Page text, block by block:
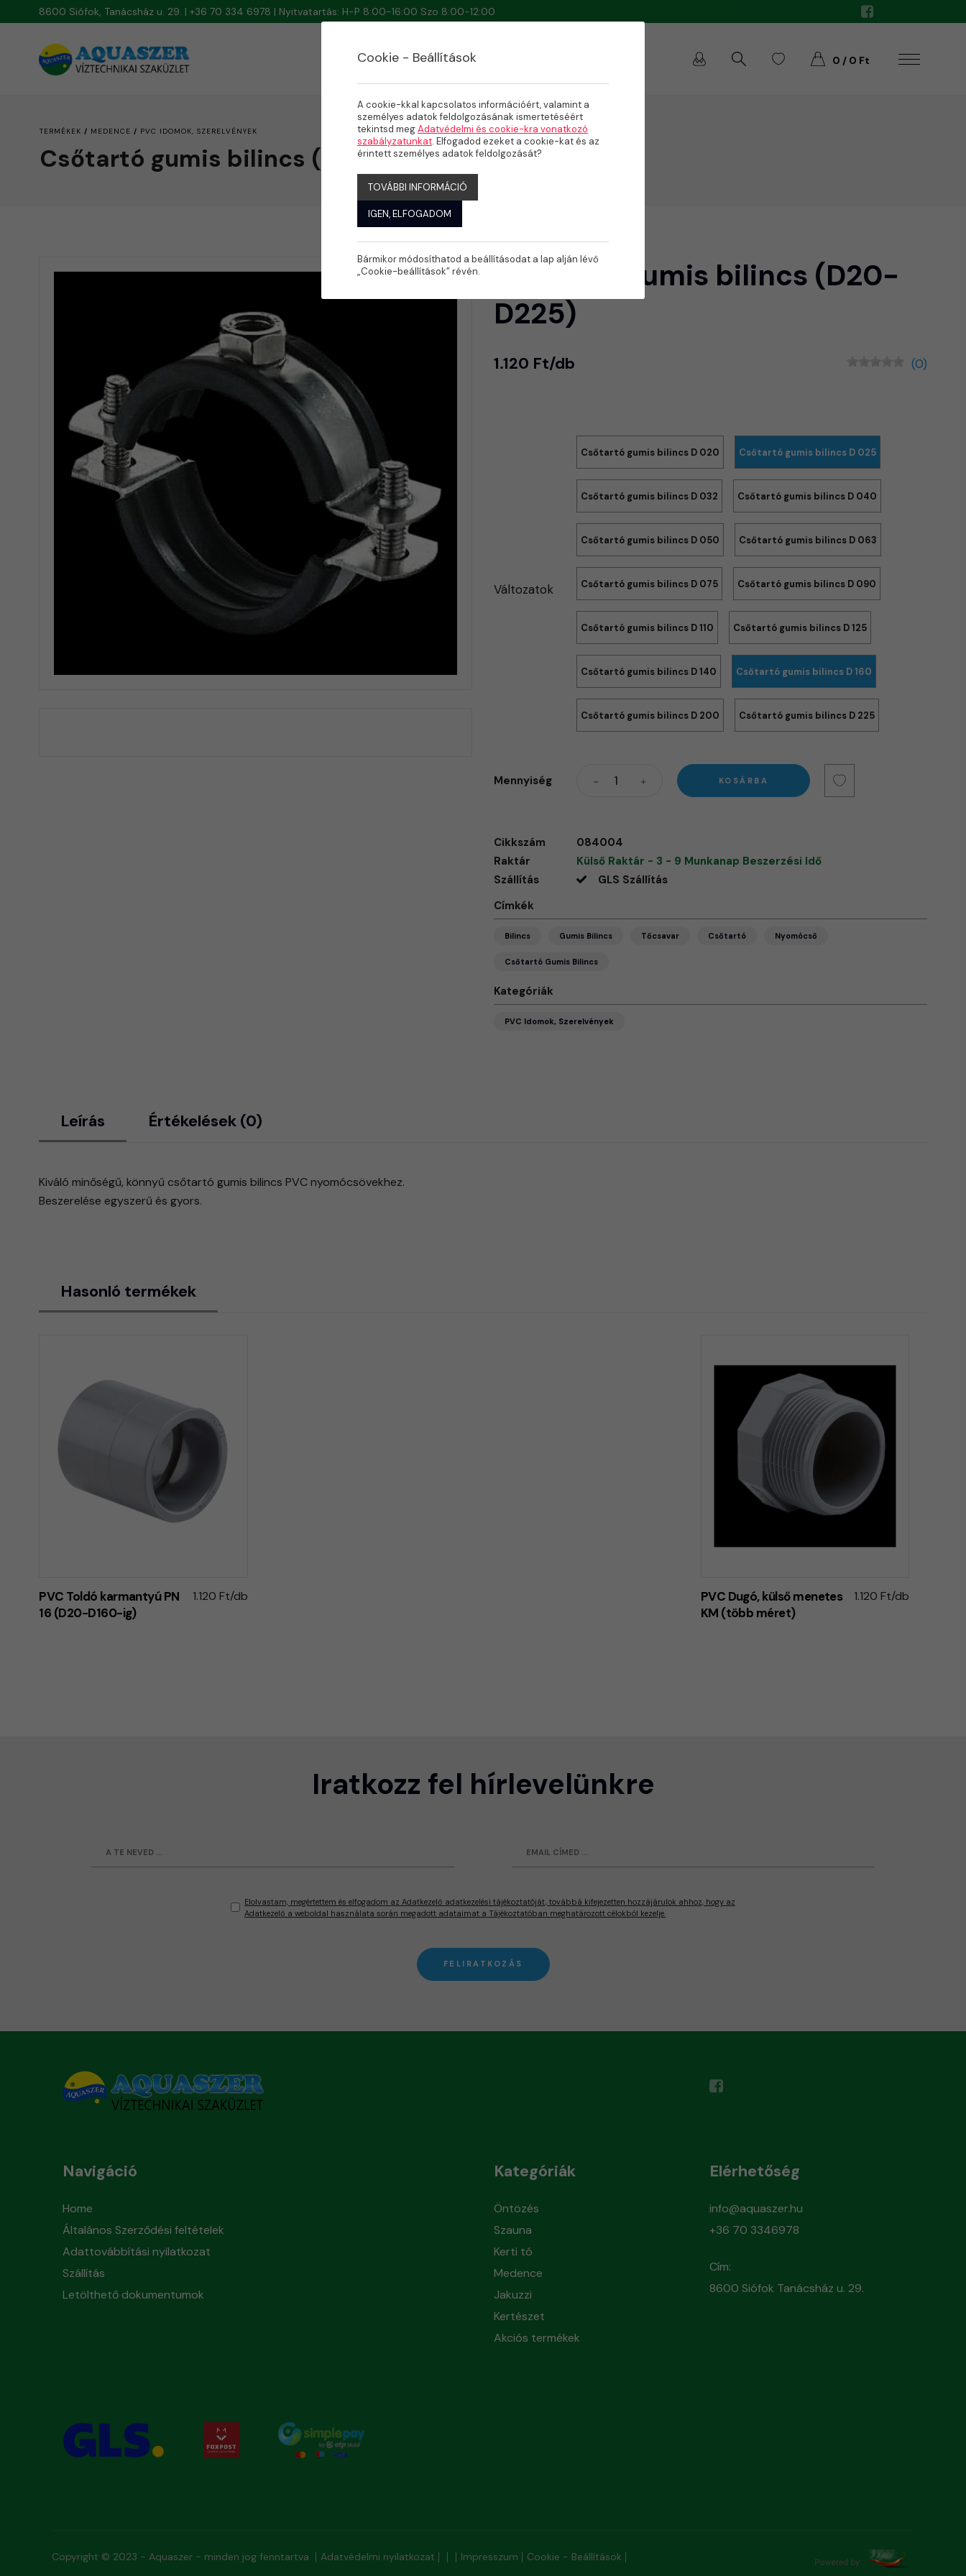
8600 Siófok, Tanácsház u. 29. | +36 70 334 6978 | Nyitvatartás: H-P 8:00-16:00 Szo 8:00-12:00
0 / 0 Ft
TERMÉKEK / MEDENCE / PVC IDOMOK, SZERELVÉNYEK
Csőtartó gumis bilincs (D20-D225)
Csőtartó gumis bilincs (D20-
D225)
1.120 Ft/db (0)
Változatok
Csőtartó gumis bilincs D 020 Csőtartó gumis bilincs D 025
Csőtartó gumis bilincs D 032 Csőtartó gumis bilincs D 040
Csőtartó gumis bilincs D 050 Csőtartó gumis bilincs D 063
Csőtartó gumis bilincs D 075 Csőtartó gumis bilincs D 090
Csőtartó gumis bilincs D 110 Csőtartó gumis bilincs D 125
Csőtartó gumis bilincs D 140 Csőtartó gumis bilincs D 160
Csőtartó gumis bilincs D 200 Csőtartó gumis bilincs D 225
Mennyiség KOSÁRBA
Cikkszám
084004
Raktár
Külső Raktár - 3 - 9 Munkanap Beszerzési Idő
Szállítás
GLS Szállítás
Címkék
Bilincs Gumis Bilincs Tőcsavar Csőtartó Nyomócső
Csőtartó Gumis Bilincs
Kategóriák
PVC Idomok, Szerelvények
Leírás Értékelések (0)
Kiváló minőségű, könnyű csőtartó gumis bilincs PVC nyomócsövekhez.
​Beszerelése egyszerű és gyors.
Hasonló termékek
PVC Toldó karmantyú PN
16 (D20-D160-ig)
1.120 Ft/db
PVC Dugó, külső menetes
KM (több méret)
1.120 Ft/db
Iratkozz fel hírlevelünkre
Elolvastam, megértettem és elfogadom az Adatkezelő adatkezelési tájékoztatóját, továbbá kifejezetten hozzájárulok ahhoz, hogy az
Adatkezelő a weboldal használata során megadott adataimat a Tájékoztatóban meghatározott célokból kezelje.
FELIRATKOZÁS
Navigáció
Home
Általános Szerződési feltételek
Adattovábbítási nyilatkozat
Szállítás
Letölthető dokumentumok
Kategóriák
Öntözés
Szauna
Kerti tó
Medence
Jakuzzi
Kertészet
Akciós termékek
Elérhetőség
info@aquaszer.hu
+36 70 3346978
Cím:
8600 Siófok Tanácsház u. 29.
Copyright © 2023 - Aquaszer - minden jog fenntartva Adatvédelmi nyilatkozat Impresszum Cookie - Beállítások
Cookie - Beállítások
A cookie-kkal kapcsolatos információért, valamint a
személyes adatok feldolgozásának ismertetéséért
tekintsd megAdatvédelmi és cookie-kra vonatkozó
szabályzatunkat. Elfogadod ezeket a cookie-kat és az
érintett személyes adatok feldolgozását?
TOVÁBBI INFORMÁCIÓ
IGEN, ELFOGADOM
Bármikor módosíthatod a beállításodat a lap alján lévő
„Cookie-beállítások” révén.